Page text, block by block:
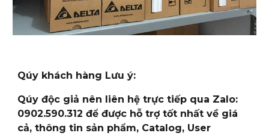
Qúy khách hàng Lưu ý:
Qúy độc giả nên liên hệ trực tiếp qua Zalo:
0902.590.312 để được hỗ trợ tốt nhất về giá
cả, thông tin sản phẩm, Catalog, User